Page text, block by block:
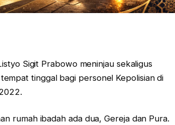
Sigit Prabowo meninjau sekaligus
tinggal bagi personel Kepolisian di
rumah ibadah ada dua, Gereja dan Pura.